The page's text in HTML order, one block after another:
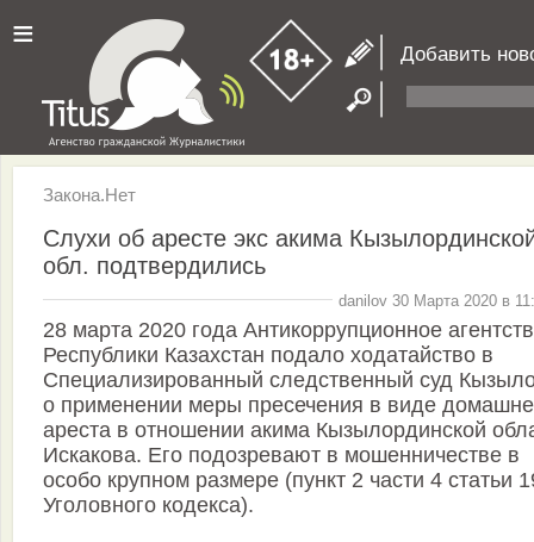
≡ Добавить
Закона.Нет
Слухи об аресте экс акима
обл. подтвердились
danilov 30 Марта 2020 в
28 марта 2020 года Антикоррупционное
Республики Казахстан подало ходатайство в
Специализированный следственный суд
о применении меры пресечения в виде
ареста в отношении акима Кызылординской
Искакова. Его подозревают в мошенничестве в
особо крупном размере (пункт 2 части 4 статьи
Уголовного кодекса).